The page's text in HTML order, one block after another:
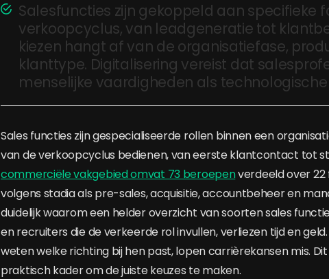
Salesfuncties zijn gekoppeld aan specifieke
verkoopcyclus, van leadgeneratie tot
kiezen hangt af van de organisatiefase,
klanttype. Digitalisering vereist dat
menselijke vaardigheden als technologische
Sales functies zijn gespecialiseerde rollen binnen een
van de verkoopcyclus bedienen, van eerste klantcontact tot
commerciële vakgebied omvat 73 beroepenverdeeld over 22
volgens stadia als pre-sales, acquisitie, accountbeheer en
duidelijk waarom een helder overzicht van soorten sales
en recruiters die de verkeerde rol invullen, verliezen tijd en
weten welke richting bij hen past, lopen carrièrekansen mis.
praktisch kader om de juiste keuzes te maken.